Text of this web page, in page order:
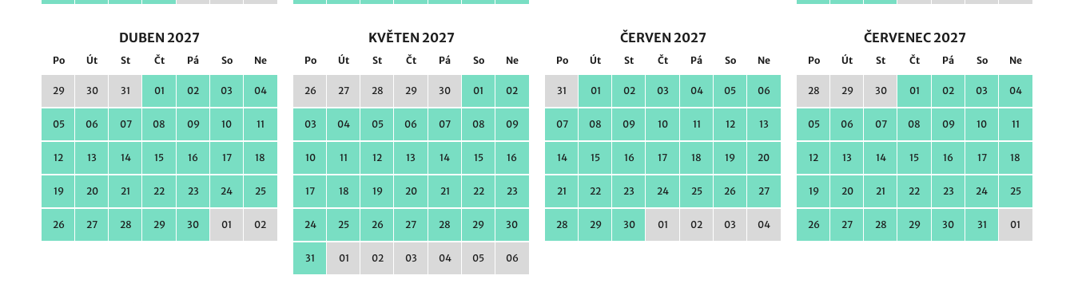
DUBEN 2027
Po Út St Čt Pá So Ne
29 30 31 01 02 03 04
05 06 07 08 09 10 11
12 13 14 15 16 17 18
19 20 21 22 23 24 25
26 27 28 29 30 01 02
KVĚTEN 2027
Po Út St Čt Pá So Ne
26 27 28 29 30 01 02
03 04 05 06 07 08 09
10 11 12 13 14 15 16
17 18 19 20 21 22 23
24 25 26 27 28 29 30
31 01 02 03 04 05 06
ČERVEN 2027
Po Út St Čt Pá So Ne
31 01 02 03 04 05 06
07 08 09 10 11 12 13
14 15 16 17 18 19 20
21 22 23 24 25 26 27
28 29 30 01 02 03 04
ČERVENEC 2027
Po Út St Čt Pá So Ne
28 29 30 01 02 03 04
05 06 07 08 09 10 11
12 13 14 15 16 17 18
19 20 21 22 23 24 25
26 27 28 29 30 31 01